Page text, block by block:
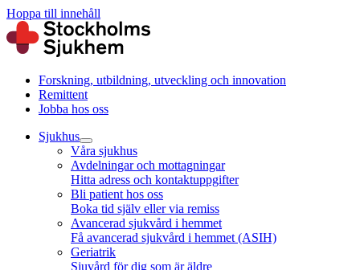
Hoppa till innehåll
Forskning, utbildning, utveckling och innovation
Remittent
Jobba hos oss
Sjukhus
Våra sjukhus
Avdelningar och mottagningar
Hitta adress och kontaktuppgifter
Bli patient hos oss
Boka tid själv eller via remiss
Avancerad sjukvård i hemmet
Få avancerad sjukvård i hemmet (ASIH)
Geriatrik
Sjuvård för dig som är äldre